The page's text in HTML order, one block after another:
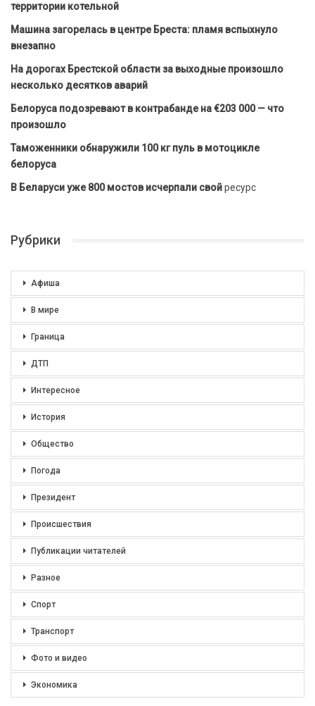
территории котельной
Машина загорелась в центре Бреста: пламя вспыхнуло
внезапно
На дорогах Брестской области за выходные произошло
несколько десятков аварий
Белоруса подозревают в контрабанде на €203 000 — что
произошло
Таможенники обнаружили 100 кг пуль в мотоцикле
белоруса
В Беларуси уже 800 мостов исчерпали свойресурс
Рубрики
Афиша
В мире
Граница
ДТП
Интересное
История
Общество
Погода
Президент
Происшествия
Публикации читателей
Разное
Спорт
Транспорт
Фото и видео
Экономика